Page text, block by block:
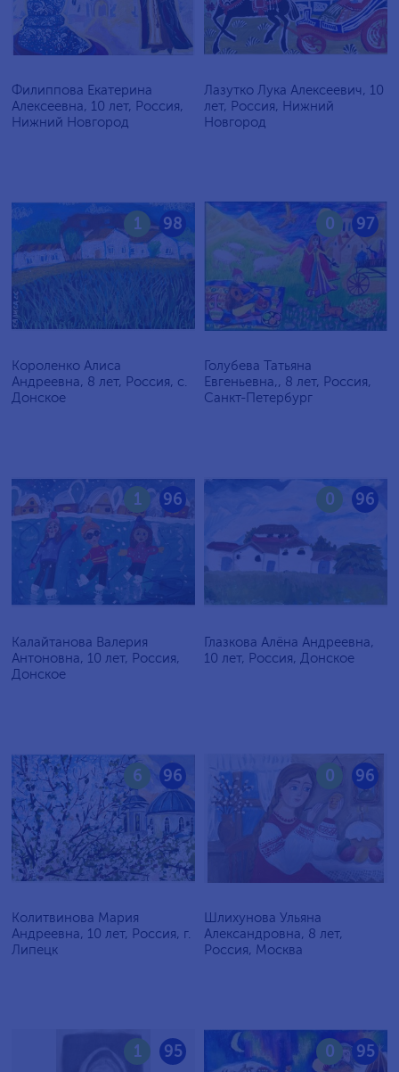
Филиппова Екатерина
Алексеевна, 10 лет, Россия,
Нижний Новгород
Лазутко Лука Алексеевич, 10
лет, Россия, Нижний
Новгород
98
1
Короленко Алиса
Андреевна, 8 лет, Россия, c.
Донское
97
0
Голубева Татьяна
Евгеньевна,, 8 лет, Россия,
Санкт-Петербург
96
1
Калайтанова Валерия
Антоновна, 10 лет, Россия,
Донское
96
0
Глазкова Алёна Андреевна,
10 лет, Россия, Донское
96
6
Колитвинова Мария
Андреевна, 10 лет, Россия, г.
Липецк
96
0
Шлихунова Ульяна
Александровна, 8 лет,
Россия, Москва
95
1 95
0